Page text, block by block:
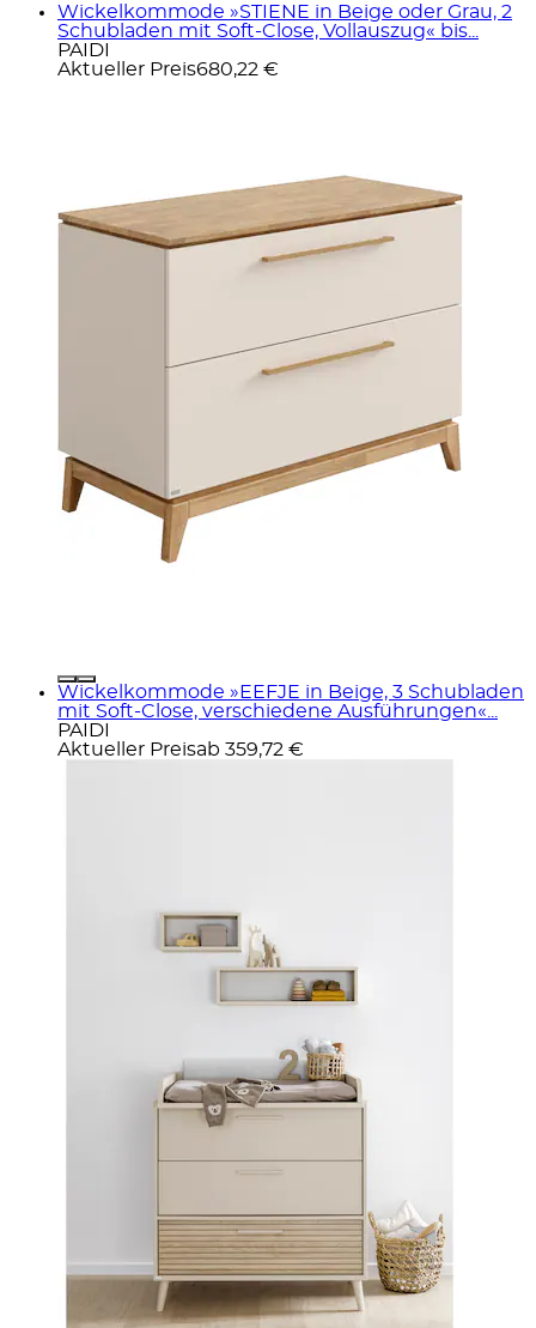
Wickelkommode »STIENE in Beige oder Grau, 2
Schubladen mit Soft-Close, Vollauszug« bis...
PAIDI
Aktueller Preis680,22 €
Wickelkommode »EEFJE in Beige, 3 Schubladen
mit Soft-Close, verschiedene Ausführungen«...
PAIDI
Aktueller Preisab 359,72 €